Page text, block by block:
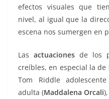
efectos visuales que
nivel, al igual que la
escena nos sumergen en
Las actuaciones de los
creíbles, en especial la
Tom Riddle
adulta (Maddalena Orcali